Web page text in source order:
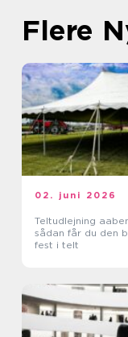
Flere
02. juni 2026
Teltudlejning
sådan får du den
fest i telt